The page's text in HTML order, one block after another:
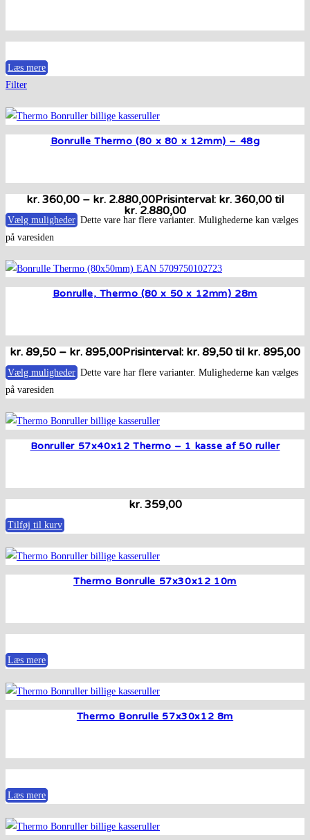
Læs mere
Filter
Bonrulle Thermo (80 x 80 x 12mm) – 48g
kr. 360,00 – kr. 2.880,00Prisinterval: kr. 360,00 til
kr. 2.880,00
Vælg muligheder Dette vare har flere varianter. Mulighederne kan vælges
på varesiden
Bonrulle, Thermo (80 x 50 x 12mm) 28m
kr. 89,50 – kr. 895,00Prisinterval: kr. 89,50 til kr. 895,00
Vælg muligheder Dette vare har flere varianter. Mulighederne kan vælges
på varesiden
Bonruller 57x40x12 Thermo – 1 kasse af 50 ruller
kr.359,00
Tilføj til kurv
Thermo Bonrulle 57x30x12 10m
Læs mere
Thermo Bonrulle 57x30x12 8m
Læs mere